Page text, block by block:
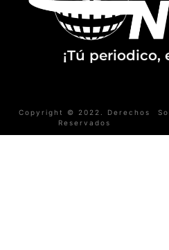
¡Tú periodico,
Copyright © 2022. Derechos
Reservados